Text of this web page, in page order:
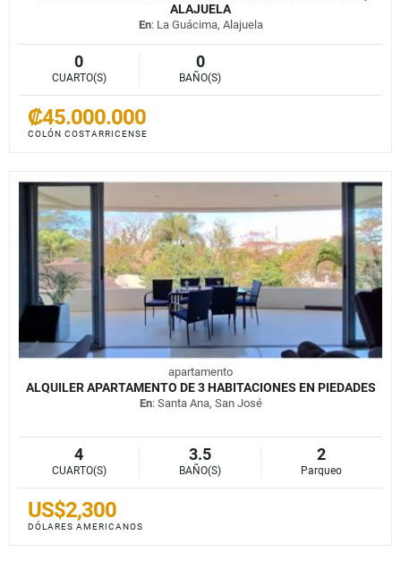
ALAJUELA
En: La Guácima, Alajuela
0
CUARTO(S)
0
BAÑO(S)
₡45.000.000
COLÓN COSTARRICENSE
apartamento
ALQUILER APARTAMENTO DE 3 HABITACIONES EN PIEDADES
En: Santa Ana, San José
4
CUARTO(S)
3.5
BAÑO(S)
2
Parqueo
US$2,300
DÓLARES AMERICANOS